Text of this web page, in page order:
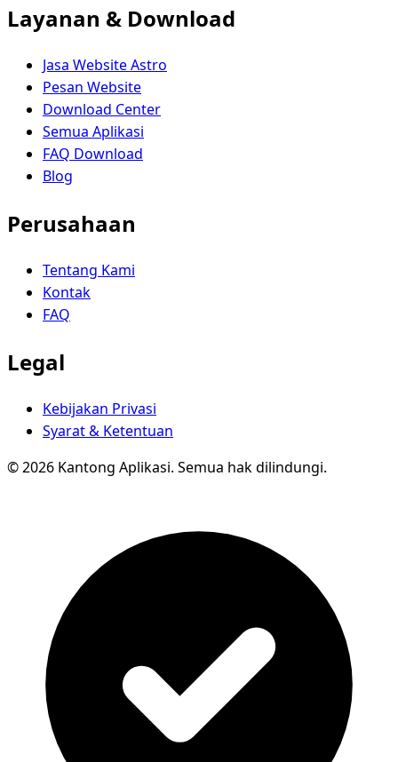
Layanan & Download
Jasa Website Astro
Pesan Website
Download Center
Semua Aplikasi
FAQ Download
Blog
Perusahaan
Tentang Kami
Kontak
FAQ
Legal
Kebijakan Privasi
Syarat & Ketentuan
© 2026 Kantong Aplikasi. Semua hak dilindungi.